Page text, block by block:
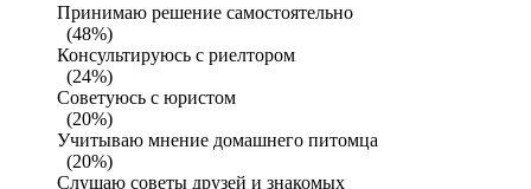
Принимаю решение самостоятельно
(48%)
Консультируюсь с риелтором
(24%)
Советуюсь с юристом
(20%)
Учитываю мнение домашнего питомца
(20%)
Слушаю советы друзей и знакомых